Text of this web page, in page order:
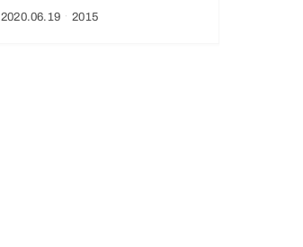
2020.06.19ㆍ2015